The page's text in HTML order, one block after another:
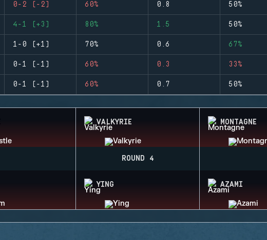
0-2 (-2) 60% 0.8 50%
4-1 (+3) 80% 1.5 50%
1-0 (+1) 70% 0.6 67%
0-1 (-1) 60% 0.3 33%
0-1 (-1) 60% 0.7 50%
VALKYRIE MONTAGNE
ROUND 4
YING AZAMI